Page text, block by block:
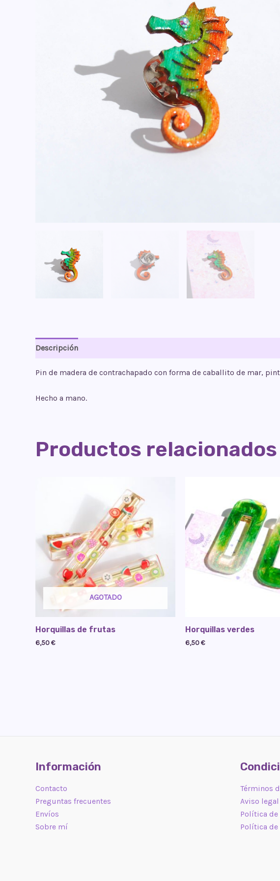
Descripción
Pin de madera de contrachapado con forma de caballito de mar,
Hecho a mano.
Productos relacionados
AGOTADO
Horquillas de frutas
6,50€
Horquillas verdes
6,50€
Información
Contacto
Preguntas frecuentes
Envíos
Sobre mí
Términos
Aviso legal
Política
Política